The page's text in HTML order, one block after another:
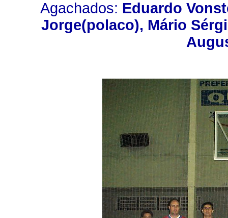
Agachados: Eduardo
Jorge(polaco), Mário